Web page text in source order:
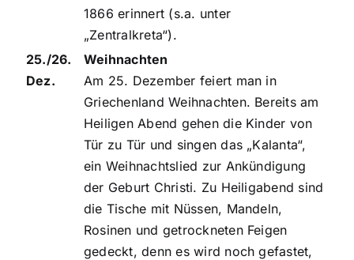
1866 erinnert (s.a. unter
„Zentralkreta“).
25./26.
Dez.
Weihnachten
Am 25. Dezember feiert man in
Griechenland Weihnachten. Bereits am
Heiligen Abend gehen die Kinder von
Tür zu Tür und singen das „Kalanta“,
ein Weihnachtslied zur Ankündigung
der Geburt Christi. Zu Heiligabend sind
die Tische mit Nüssen, Mandeln,
Rosinen und getrockneten Feigen
gedeckt, denn es wird noch gefastet,